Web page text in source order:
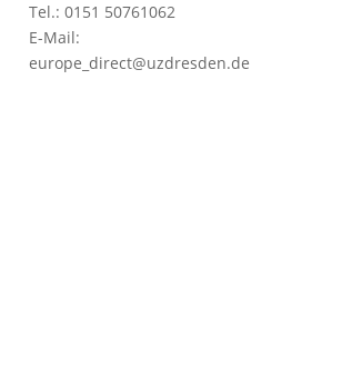
Tel.: 0151 50761062
E-Mail:
europe_direct@uzdresden.de